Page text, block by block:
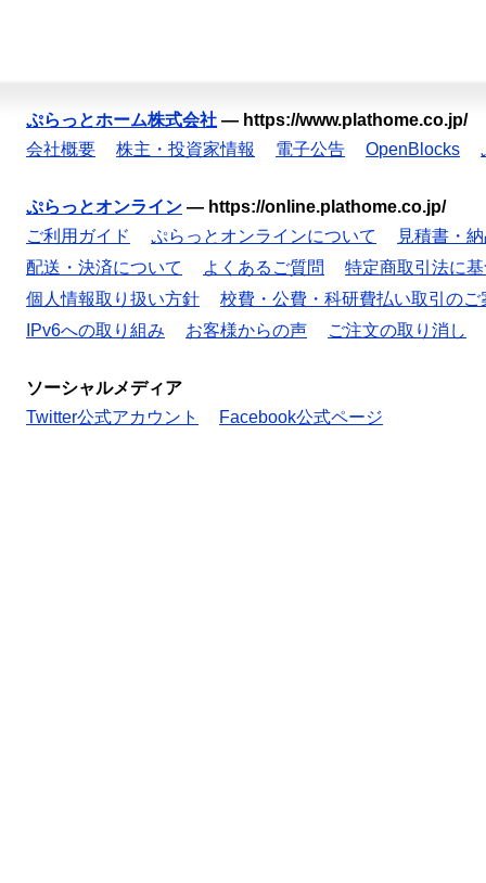
ぷらっとホーム株式会社 — https://www.plathome.co.jp/
会社概要
株主・投資家情報 電子公告 OpenBlocks
ぷらっとオンライン — https://online.plathome.co.jp/
ご利用ガイド
ぷらっとオンラインについて
見積書・
配送・決済について
よくあるご質問
特定商取引法に
個人情報取り扱い方針
校費・公費・科研費払い取引のご
IPv6への取り組み
お客様からの声 ご注文の取り消し
ソーシャルメディア
Twitter公式アカウント
Facebook公式ページ